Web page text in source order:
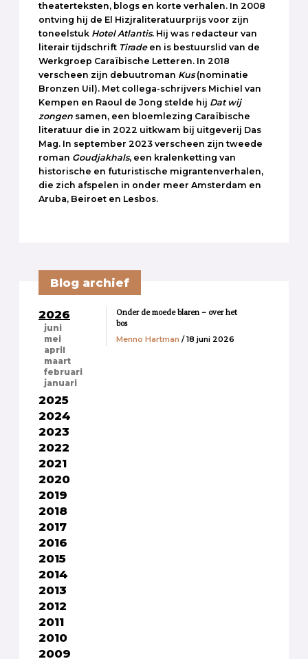
theaterteksten, blogs en korte verhalen. In 2008
ontving hij de El Hizjraliteratuurprijs voor zijn
toneelstuk Hotel Atlantis. Hij was redacteur van
literair tijdschrift Tiradeen is bestuurslid van de
Werkgroep Caraïbische Letteren. In 2018
verscheen zijn debuutroman Kus(nominatie
Bronzen Uil). Met collega-schrijvers Michiel van
Kempen en Raoul de Jong stelde hij Dat wij
zongen samen, een bloemlezing Caraïbische
literatuur die in 2022 uitkwam bij uitgeverij Das
Mag. In september 2023 verscheen zijn tweede
roman Goudjakhals, een kralenketting van
historische en futuristische migrantenverhalen,
die zich afspelen in onder meer Amsterdam en
Aruba, Beiroet en Lesbos.
Blog archief
2026
juni
mei
april
maart
februari
januari
2025
2024
2023
2022
2021
2020
2019
2018
2017
2016
2015
2014
2013
2012
2011
2010
2009
Onder de moede blaren – over het
bos
Menno Hartman / 18 juni 2026